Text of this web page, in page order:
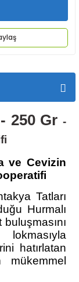
250 Gr -
ve Cevizin
Tatları
Hurmalı
hatırlatan